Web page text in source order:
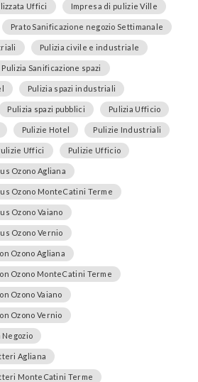
Uffici Impresa di pulizie Ville
Prato Sanificazione negozio Settimanale
Pulizia civile e industriale
Pulizia Sanificazione spazi
Pulizia spazi industriali
Pulizia spazi pubblici Pulizia Ufficio
Pulizie Hotel Pulizie Industriali
Uffici Pulizie Ufficio
Ozono Agliana
Ozono MonteCatini Terme
Ozono Vaiano
Ozono Vernio
Ozono Agliana
Ozono MonteCatini Terme
Ozono Vaiano
Ozono Vernio
Agliana
MonteCatini Terme